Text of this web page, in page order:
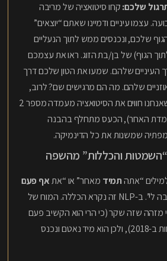
שלכם:קחו סיטואציה של מריבה
עצמו עיניים ודמיינו שאתם “יוצאים”
שלכם, ונכנסים ממש לתוך הנעליים
הגוף) של בן/בת הזוג. ראו את עצמכם
העיניים שלהם. שמעו את הטון שלכם דרך
שלהם. מה הם מרגישים שם? לרוב,
כשאנחנו חווים את הסיטואציה מעמדה מספר 2
האחר), הכעס מתחלף בהבנה
שמשנות את כל הדינמיקה.
“אתהתמיד מאחר” או “אתאף פעם
לא מקשיבה לי”. ב-NLP זה נקרא הכללה. המוח של
מזהה שזה שקר (כי הרי הוא הקשיב פעם
אחת לפחות ב-2018), ולכן הוא מיד נאטם ונכנס